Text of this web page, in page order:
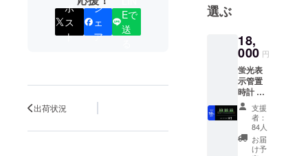
ポ
ス
ト
シ
ェ
ア
Eで
送
出荷状況
です。他
は一線を隔
した個性的
なメーカー
として幅広
い年齢層に
定評を得て
おり、その
インパクト
選ぶ
18,
000 円
蛍光表
示管置
時計 1
個 送
料・消
費税込
み 通常
販売価
支援
者：
84人
お届
け予